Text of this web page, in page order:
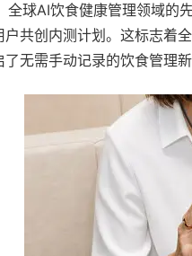
AI饮食健康管理领域的先
户共创内测计划。这标志着
了无需手动记录的饮食管理新